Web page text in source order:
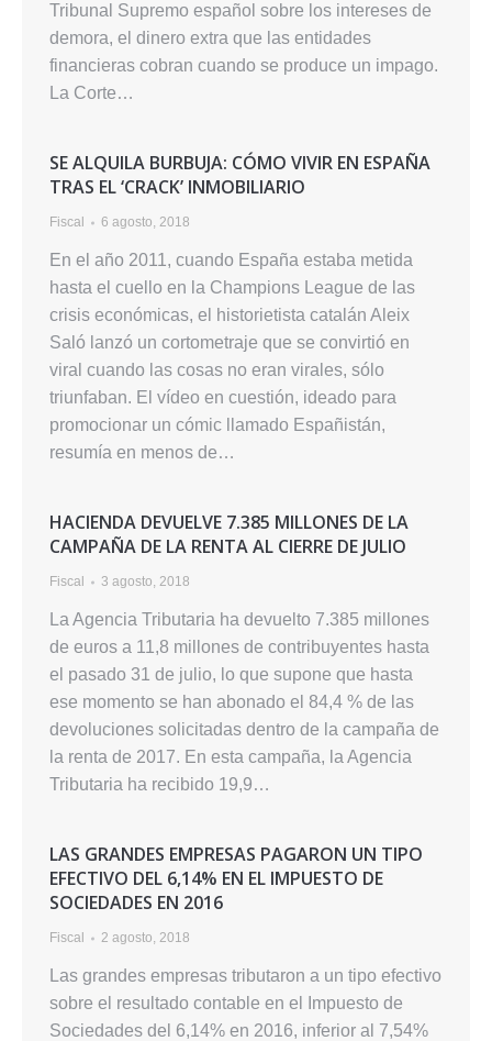
Tribunal Supremo español sobre los intereses de
demora, el dinero extra que las entidades
financieras cobran cuando se produce un impago.
La Corte…
SE ALQUILA BURBUJA: CÓMO VIVIR EN ESPAÑA
TRAS EL ‘CRACK’ INMOBILIARIO
Fiscal 6 agosto, 2018
En el año 2011, cuando España estaba metida
hasta el cuello en la Champions League de las
crisis económicas, el historietista catalán Aleix
Saló lanzó un cortometraje que se convirtió en
viral cuando las cosas no eran virales, sólo
triunfaban. El vídeo en cuestión, ideado para
promocionar un cómic llamado Españistán,
resumía en menos de…
HACIENDA DEVUELVE 7.385 MILLONES DE LA
CAMPAÑA DE LA RENTA AL CIERRE DE JULIO
Fiscal 3 agosto, 2018
La Agencia Tributaria ha devuelto 7.385 millones
de euros a 11,8 millones de contribuyentes hasta
el pasado 31 de julio, lo que supone que hasta
ese momento se han abonado el 84,4 % de las
devoluciones solicitadas dentro de la campaña de
la renta de 2017. En esta campaña, la Agencia
Tributaria ha recibido 19,9…
LAS GRANDES EMPRESAS PAGARON UN TIPO
EFECTIVO DEL 6,14% EN EL IMPUESTO DE
SOCIEDADES EN 2016
Fiscal 2 agosto, 2018
Las grandes empresas tributaron a un tipo efectivo
sobre el resultado contable en el Impuesto de
Sociedades del 6,14% en 2016, inferior al 7,54%